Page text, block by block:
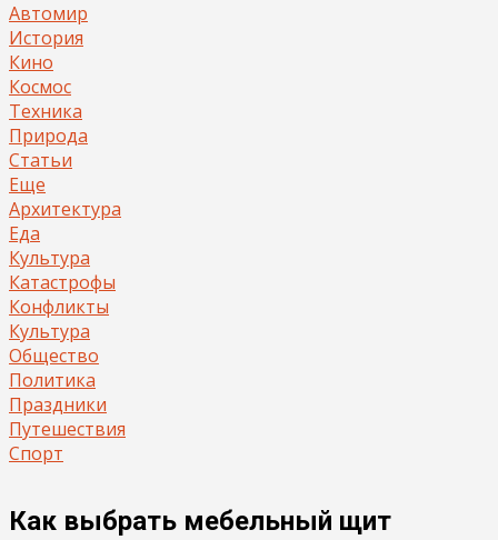
Автомир
История
Кино
Космос
Техника
Природа
Статьи
Еще
Архитектура
Еда
Культура
Катастрофы
Конфликты
Культура
Общество
Политика
Праздники
Путешествия
Спорт
Как выбрать мебельный щит